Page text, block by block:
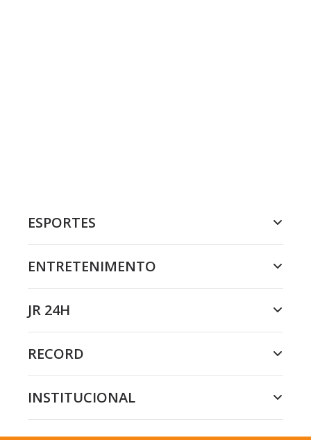
ESPORTES
ENTRETENIMENTO
JR 24H
RECORD
INSTITUCIONAL